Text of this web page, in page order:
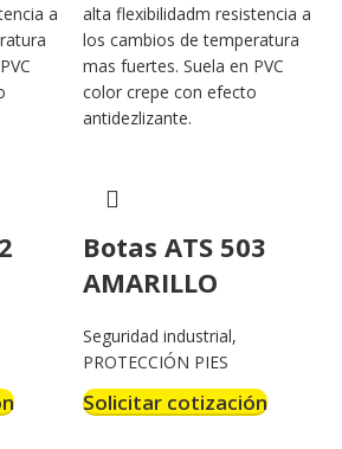
a
alta flexibilidadm resistencia a
los cambios de temperatura
mas fuertes. Suela en PVC
color crepe con efecto
antidezlizante.
Botas ATS 503
AMARILLO
Seguridad industrial,
PROTECCIÓN PIES
Solicitar cotización